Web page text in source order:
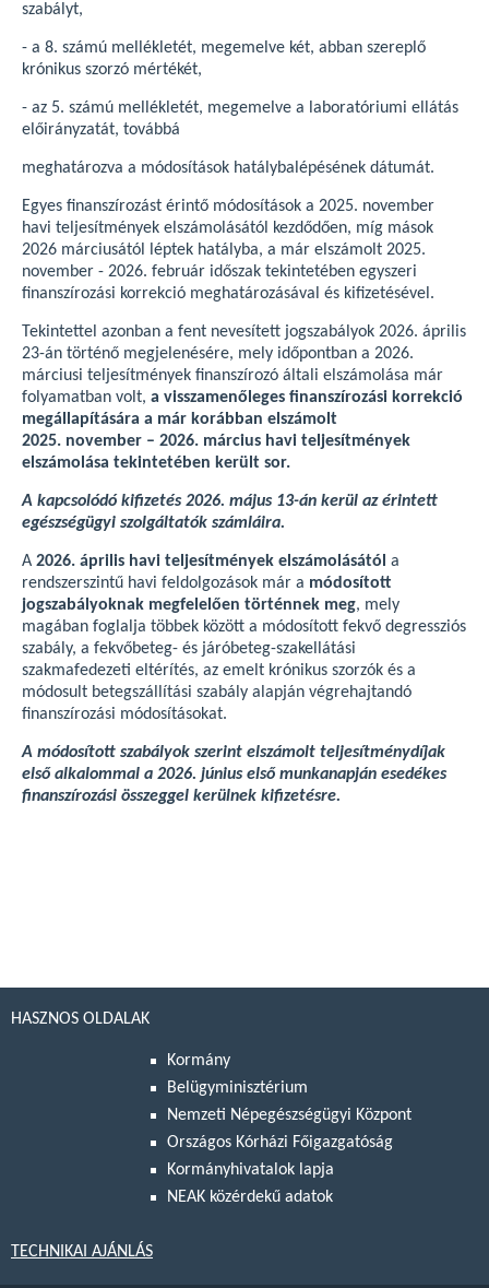
szabályt,
- a 8. számú mellékletét, megemelve két, abban szereplő
krónikus szorzó mértékét,
- az 5. számú mellékletét, megemelve a laboratóriumi ellátás
előirányzatát, továbbá
meghatározva a módosítások hatálybalépésének dátumát.
Egyes finanszírozást érintő módosítások a 2025. november
havi teljesítmények elszámolásától kezdődően, míg mások
2026 márciusától léptek hatályba, a már elszámolt 2025.
november - 2026. február időszak tekintetében egyszeri
finanszírozási korrekció meghatározásával és kifizetésével.
Tekintettel azonban a fent nevesített jogszabályok 2026. április
23-án történő megjelenésére, mely időpontban a 2026.
márciusi teljesítmények finanszírozó általi elszámolása már
folyamatban volt, a visszamenőleges finanszírozási korrekció
megállapítására a már korábban elszámolt
2025. november – 2026. március havi teljesítmények
elszámolása tekintetében került sor.
A kapcsolódó kifizetés 2026. május 13-án kerül az érintett
egészségügyi szolgáltatók számláira.
A 2026. április havi teljesítmények elszámolásától a
rendszerszintű havi feldolgozások már a módosított
jogszabályoknak megfelelően történnek meg, mely
magában foglalja többek között a módosított fekvő degressziós
szabály, a fekvőbeteg- és járóbeteg-szakellátási
szakmafedezeti eltérítés, az emelt krónikus szorzók és a
módosult betegszállítási szabály alapján végrehajtandó
finanszírozási módosításokat.
A módosított szabályok szerint elszámolt teljesítménydíjak
első alkalommal a 2026. június első munkanapján esedékes
finanszírozási összeggel kerülnek kifizetésre.
HASZNOS OLDALAK
Kormány
Belügyminisztérium
Nemzeti Népegészségügyi Központ
Országos Kórházi Főigazgatóság
Kormányhivatalok lapja
NEAK közérdekű adatok
TECHNIKAI AJÁNLÁS